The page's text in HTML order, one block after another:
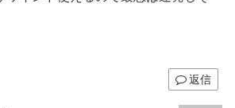
返信